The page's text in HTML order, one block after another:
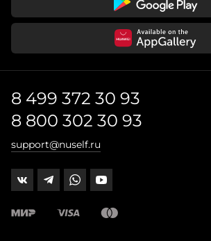
8 499 372 30 93
8 800 302 30 93
support@nuself.ru